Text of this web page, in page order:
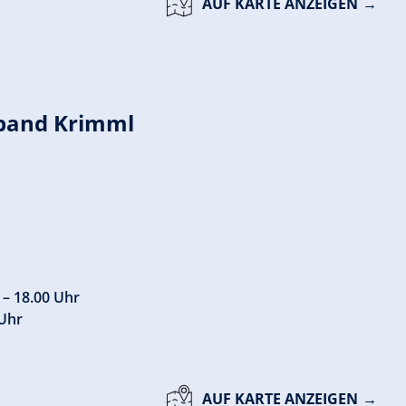
AUF KARTE ANZEIGEN
Krimml
18.00 Uhr
AUF KARTE ANZEIGEN